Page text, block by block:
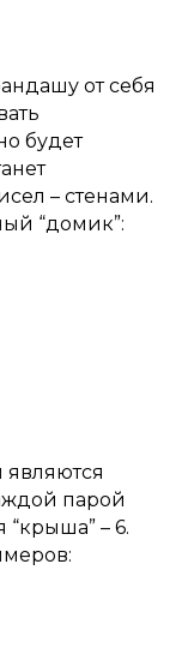
от себя
будет
– стенами.
“домик”:
парой
“крыша” – 6.